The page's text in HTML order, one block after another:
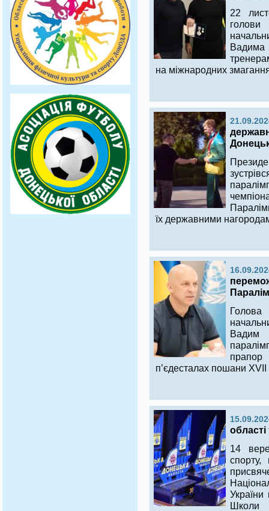
22
голови
на міжнародних
їх державними
Голова
Вадим
прапор
п’єдесталах пошани XVII
14
спорту,
України
Школи